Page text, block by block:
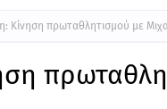
Κίνηση πρωταθλητισμού με